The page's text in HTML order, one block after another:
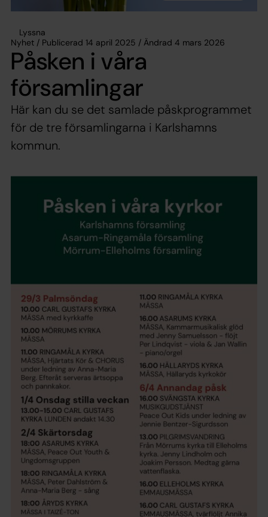
Lyssna
Nyhet / Publicerad 14 april 2025 / Ändrad 4 mars 2026
Påsken i våra
församlingar
Här kan du se det samlade påskprogrammet
för de tre församlingarna i Karlshamns
kommun.